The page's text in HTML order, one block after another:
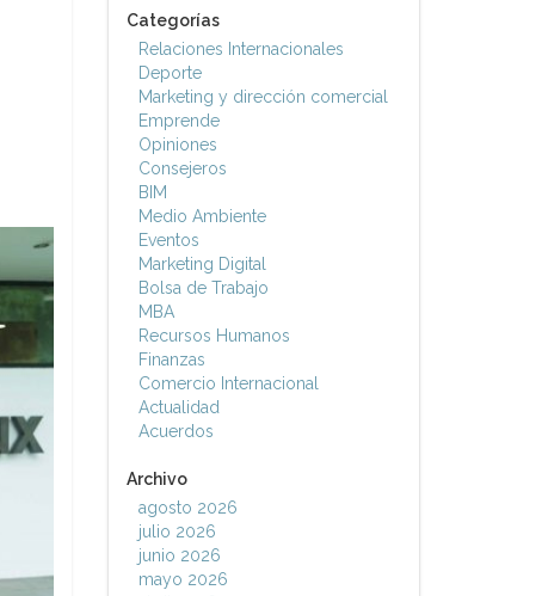
Categorías
Relaciones Internacionales
Deporte
Marketing y dirección comercial
Emprende
Opiniones
Consejeros
BIM
Medio Ambiente
Eventos
Marketing Digital
Bolsa de Trabajo
MBA
Recursos Humanos
Finanzas
Comercio Internacional
Actualidad
Acuerdos
Archivo
agosto 2026
julio 2026
junio 2026
mayo 2026